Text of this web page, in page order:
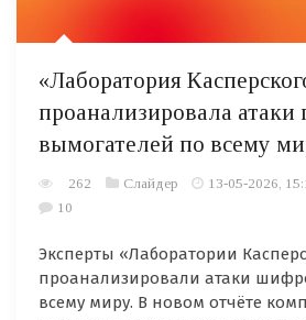
«Лаборатория
проанализировала атаки
вымогателей по всему
262 Слайдер 13-05-2026,
10
Эксперты «Лаборатории
проанализировали атаки
всему миру. В новом отчёте